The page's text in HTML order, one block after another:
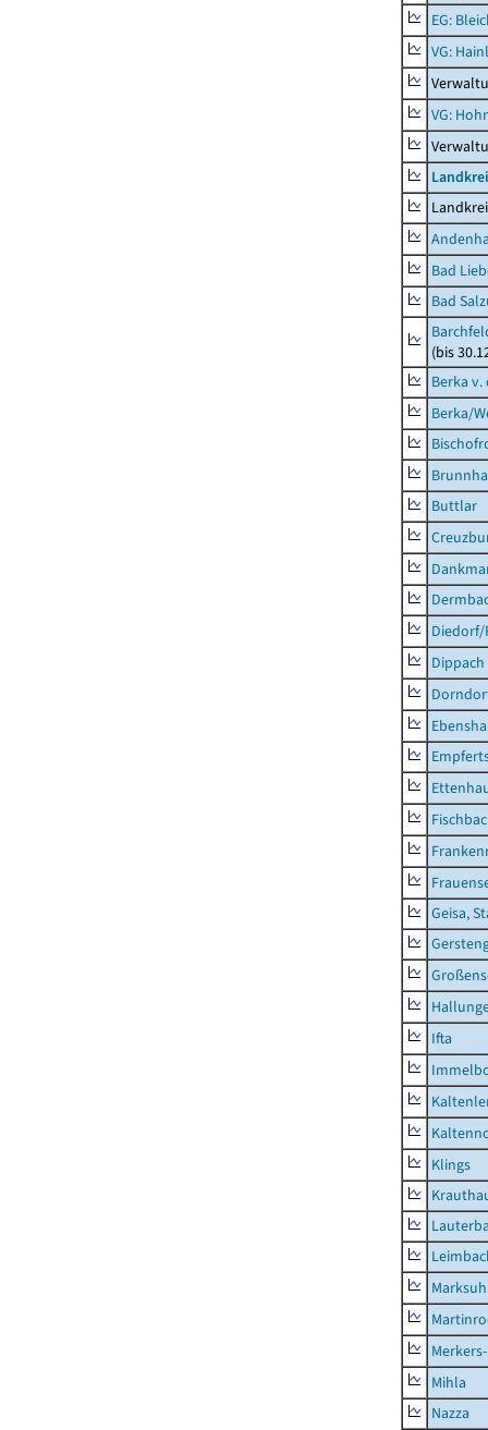
EG:
VG:
VG:
Bad
Bad
(bis
Berka v.
Berka/
Buttlar
Dippach
Geisa,
Ifta
Klings
Mihla
Nazza